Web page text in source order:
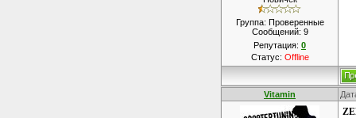
Группа: Проверенные
Сообщений: 9
Репутация: 0
Статус: Offline
Vitamin